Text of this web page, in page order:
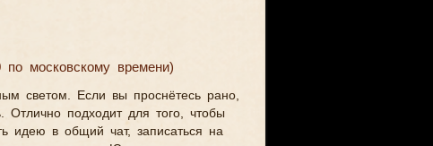
московскому времени)
светом. Если вы проснётесь рано,
Отлично подходит для того, чтобы
идею в общий чат, записаться на